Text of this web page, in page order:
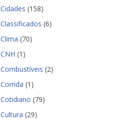
Cidades (158)
Classificados (6)
Clima (70)
CNH (1)
Combustíveis (2)
Corrida (1)
Cotidiano (79)
Cultura (29)